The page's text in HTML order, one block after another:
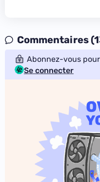
Commentaires
Abonnez-vous
Se connecter